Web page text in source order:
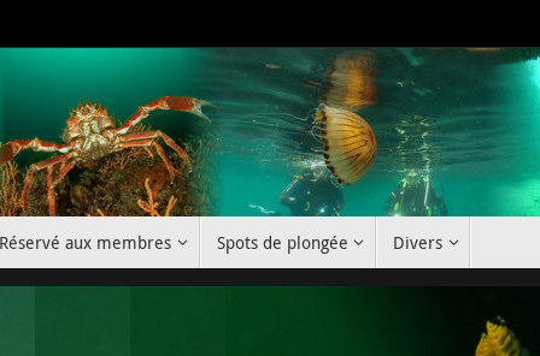
Réservé aux membres Spots de plongée Divers